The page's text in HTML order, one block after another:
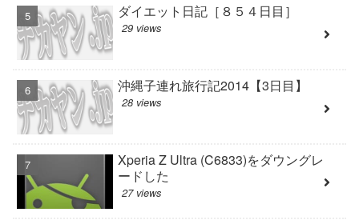
ダイエット日記［８５４日目］
29 views
沖縄子連れ旅行記2014【3日目】
28 views
Xperia Z Ultra (C6833)をダウングレ
ードした
27 views